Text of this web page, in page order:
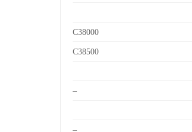
C38000
C38500
–
–